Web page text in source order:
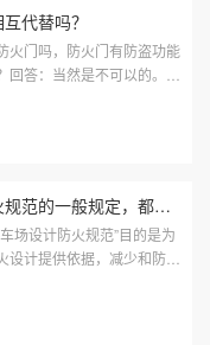
代替吗？
火门吗，防火门有防盗功能
答：当然是不可以的。
车库、停车场设计防火规范的一般规定，都有哪些？
场设计防火规范”目的是为
计提供依据，减少和防止